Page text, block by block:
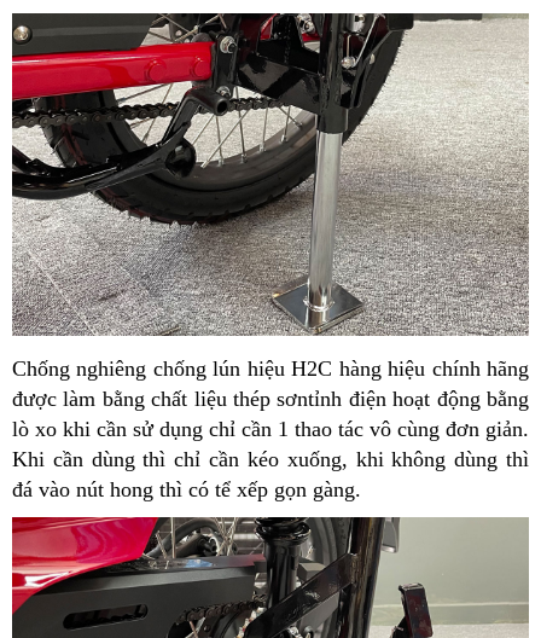
Chống nghiêng chống lún hiệu H2C hàng hiệu chính hãng
được làm bằng chất liệu thép sơntỉnh điện hoạt động bằng
lò xo khi cần sử dụng chỉ cần 1 thao tác vô cùng đơn giản.
Khi cần dùng thì chỉ cần kéo xuống, khi không dùng thì
đá vào nút hong thì có tể xếp gọn gàng.